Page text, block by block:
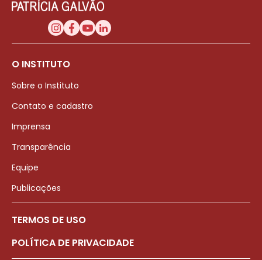
O INSTITUTO
Sobre o Instituto
Contato e cadastro
Imprensa
Transparência
Equipe
Publicações
TERMOS DE USO
POLÍTICA DE PRIVACIDADE